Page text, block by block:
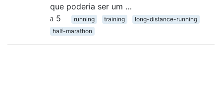
que poderia ser um …
5
running training
long-distance-running
half-marathon